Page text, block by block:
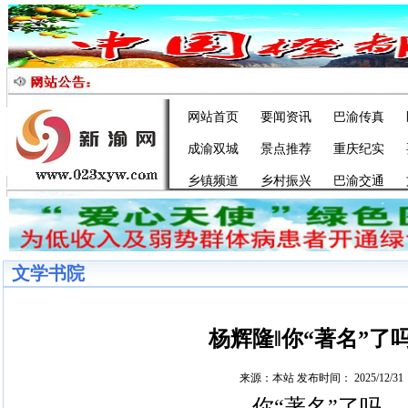
网站首页 要闻资讯 巴渝传真
成渝双城 景点推荐 重庆纪实
乡镇频道 乡村振兴 巴渝交通
文学书院
杨辉隆‖你“著名”了
来源：本站 发布时间： 2025/12/31